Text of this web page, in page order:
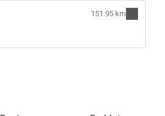
151.95 km